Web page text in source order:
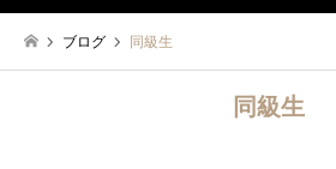
ブログ 同級生
同級生